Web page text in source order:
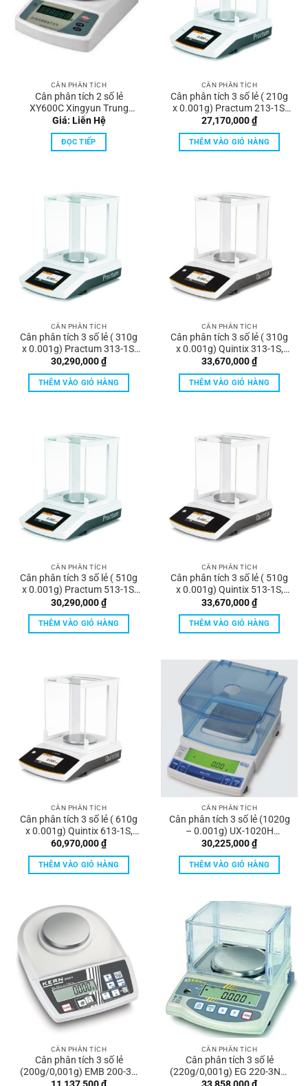
CÂN PHÂN TÍCH
Cân phân tích 2 số lẻ
XY600C Xingyun Trung
Quốc
Giá: Liên Hệ
ĐỌC TIẾP
CÂN PHÂN TÍCH
Cân phân tích 3 số lẻ ( 210g
x 0.001g) Practum 213-1S,
Sartorius
27,170,000₫
THÊM VÀO GIỎ HÀNG
CÂN PHÂN TÍCH
Cân phân tích 3 số lẻ ( 310g
x 0.001g) Practum 313-1S,
Sartorius
30,290,000₫
THÊM VÀO GIỎ HÀNG
CÂN PHÂN TÍCH
Cân phân tích 3 số lẻ ( 310g
x 0.001g) Quintix 313-1S,
Sartorius
33,670,000₫
THÊM VÀO GIỎ HÀNG
CÂN PHÂN TÍCH
Cân phân tích 3 số lẻ ( 510g
x 0.001g) Practum 513-1S,
Sartorius
30,290,000₫
THÊM VÀO GIỎ HÀNG
CÂN PHÂN TÍCH
Cân phân tích 3 số lẻ ( 510g
x 0.001g) Quintix 513-1S,
Sartorius
33,670,000₫
THÊM VÀO GIỎ HÀNG
CÂN PHÂN TÍCH
Cân phân tích 3 số lẻ ( 610g
x 0.001g) Quintix 613-1S,
Sartorius
60,970,000₫
THÊM VÀO GIỎ HÀNG
CÂN PHÂN TÍCH
Cân phân tích 3 số lẻ (1020g
– 0.001g) UX-1020H
Shimadzu
30,225,000₫
THÊM VÀO GIỎ HÀNG
CÂN PHÂN TÍCH
Cân phân tích 3 số lẻ
(200g/0,001g) EMB 200-3V
Kern
CÂN PHÂN TÍCH
Cân phân tích 3 số lẻ
(220g/0,001g) EG 220-3NM
Kern